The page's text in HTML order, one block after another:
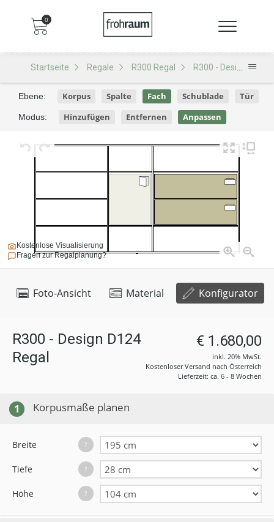
0
Startseite Regale R300 Regal R300 - Design D124
Foto-Ansicht Material Konfigurator
Kostenlose Visualisierung
Fragen zur Regalplanung?
Ebene: Korpus Spalte Fach Schublade Tür
Modus: Hinzufügen Entfernen Anpassen
R300 - Design D124
Regal
€ 1.680,00
inkl. 20% MwSt.
Kostenloser Versand nach Österreich
Lieferzeit: ca. 6 - 8 Wochen
1 Korpusmaße planen
Breite ?
Tiefe ?
Höhe ?